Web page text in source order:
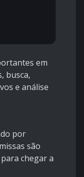
em
busca,
e análise
por
são
chegar a